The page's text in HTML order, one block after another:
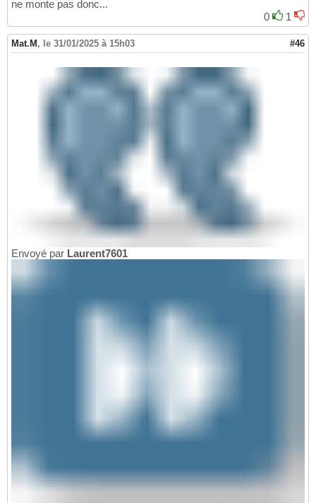
ne monte pas donc...
0
1
Mat.M , le 31/01/2025 à 15h03 #46
Envoyé par Laurent7601